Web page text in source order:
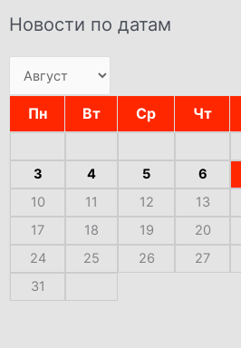
Новости по датам
Пн Вт Ср Чт
3
4 5 6
10
11 12 13
17
18 19 20
24
25 26 27
31